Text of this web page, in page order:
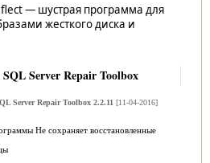
— шустрая программа для
жесткого диска и
Server Repair Toolbox
Server Repair Toolbox 2.2.11 [11-04-2016]
Не сохраняет восстановленные